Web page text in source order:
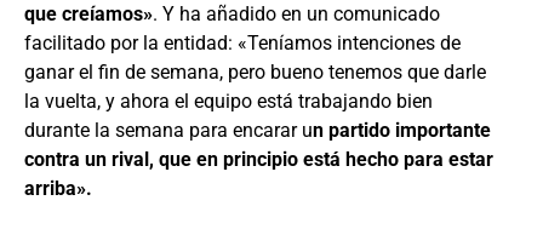
que creíamos». Y ha añadido en un comunicado
facilitado por la entidad: «Teníamos intenciones de
ganar el fin de semana, pero bueno tenemos que darle
la vuelta, y ahora el equipo está trabajando bien
durante la semana para encarar un partido importante
contra un rival, que en principio está hecho para estar
arriba».